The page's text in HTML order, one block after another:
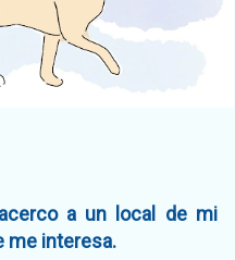
a un local de mi
me interesa.